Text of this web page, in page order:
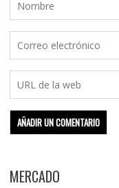
MERCADO